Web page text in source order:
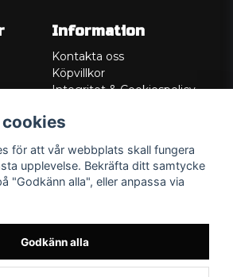
Information
Kontakta oss
Köpvillkor
Integritet & Cookiespolicy
Service/Garanti
Lådritning
Om oss
för att vår webbplats skall fungera
upplevelse. Bekräfta ditt samtycke
"Godkänn alla", eller anpassa via
Godkänn alla